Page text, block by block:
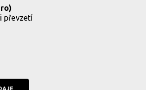
převzetí